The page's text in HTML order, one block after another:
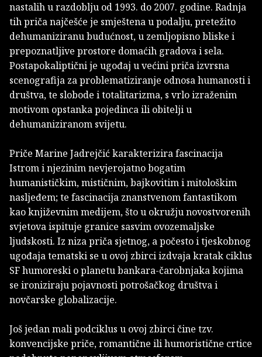
nastalih u razdoblju od 1993. do 2007. godine. Radnja
tih priča najčešće je smještena u podalju, pretežito
dehumaniziranu budućnost, u zemljopisno bliske i
prepoznatljive prostore domaćih gradova i sela.
Postapokaliptični je ugođaj u većini priča izvrsna
scenografija za problematiziranje odnosa humanosti i
društva, te slobode i totalitarizma, s vrlo izraženim
motivom opstanka pojedinca ili obitelji u
dehumaniziranom svijetu.
Priče Marine Jadrejčić karakterizira fascinacija
Istrom i njezinim nevjerojatno bogatim
humanističkim, mističnim, bajkovitim i mitološkim
nasljeđem; te fascinacija znanstvenom fantastikom
kao književnim medijem, što u okružju novostvorenih
svjetova ispituje granice sasvim ovozemaljske
ljudskosti. Iz niza priča sjetnog, a počesto i tjeskobnog
ugođaja tematski se u ovoj zbirci izdvaja kratak ciklus
SF humoreski o planetu bankara-čarobnjaka kojima
se ironiziraju pojavnosti potrošačkog društva i
novčarske globalizacije.
Još jedan mali podciklus u ovoj zbirci čine tzv.
konvencijske priče, romantične ili humoristične crtice